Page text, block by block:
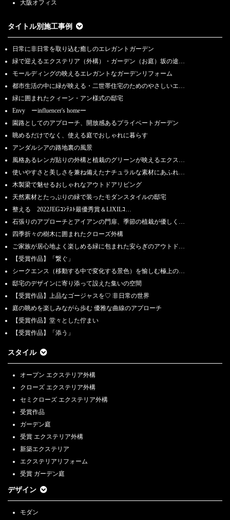
大阪オフィス
タイトル別施工事例
日常に非日常を取り込む癒しのエレガントガーデン
緑で迎えるエクステリア（外構）・ガーデン（お庭）坂の途…
モールディングの映えるエレガントなガーデンリフォーム
都市生活の中に緑が映える・二世帯住宅のためのやさしいエ…
緑に囲まれたクィーン・アン様式の邸宅
Envy ーinfluencer's homeー
園路としてのアプローチ、開放感あるプライベートガーデン
眺めるだけでなく、使える庭でおしゃれに暮らす
アンダルシアの路地裏の風景
風格あるレンガ貼りの外構と植栽のグリーンが映えるエクス…
使いやすさと美しさを兼ね備えたナチュラルな素材にあふれ…
木製梁で魅せるおしゃれなアウトドアリビング
天然素材とたっぷりの緑で装ったモダンスタイルの邸宅
整える 2022JEGｺﾝﾃｽﾄ最優秀賞＆LIXILｺ…
石張りのアプローチとアイアンの門扉、季節の植栽が優しく…
四季折々の樹木に囲まれたクローズ外構
ご家族が居心地よく楽しめる緑に包まれた安らぎのアウトド…
【受賞作品】「繋ぐ」
シークエンス（移動する中で変化する景色）を愉しむ極上の…
邸宅のデザインに寄り添って設えた集いの空間
【受賞作品】上品なゴージャスを♡ 非日常の世界
庭の眺めを楽しみながら歩む 優雅な曲線のアプローチ
【受賞作品】堂々とした佇まい
【受賞作品】「添う」
スタイル
オープン エクステリア外構
クローズ エクステリア外構
セミクローズ エクステリア外構
受賞作品
ガーデン庭
受賞 エクステリア外構
新築エクステリア
エクステリアリフォーム
受賞 ガーデン庭
デザイン
モダン